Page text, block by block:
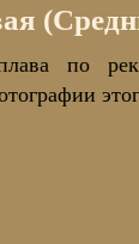
по